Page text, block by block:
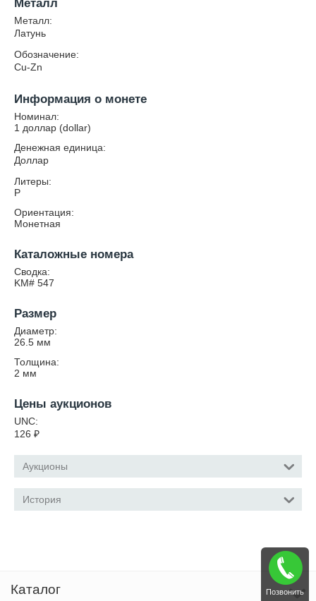
Металл
Металл:
Латунь
Обозначение:
Cu-Zn
Информация о монете
Номинал:
1 доллар (dollar)
Денежная единица:
Доллар
Литеры:
P
Ориентация:
Монетная
Каталожные номера
Сводка:
KM# 547
Размер
Диаметр:
26.5 мм
Толщина:
2 мм
Цены аукционов
UNC:
126 ₽
Аукционы
История
Каталог Позвонить